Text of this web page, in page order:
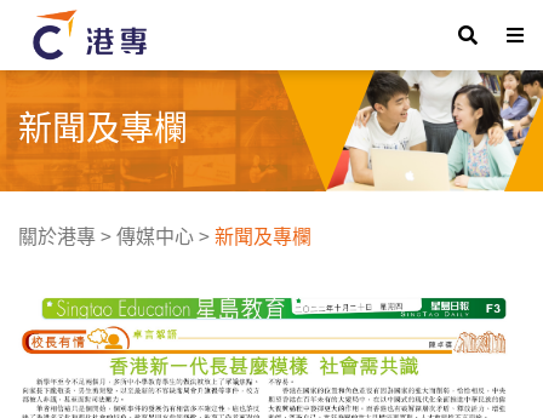
新聞及專欄
關於港專>傳媒中心>新聞及專欄